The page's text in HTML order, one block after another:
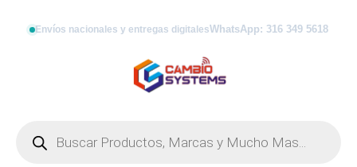
Envíos nacionales y entregas digitalesWhatsApp: 316 349 5618